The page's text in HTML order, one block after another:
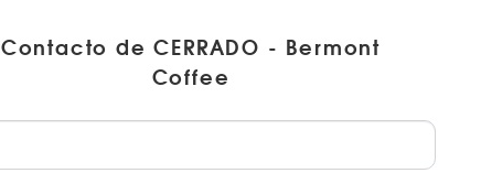
Contacto de CERRADO - Bermont
Coffee